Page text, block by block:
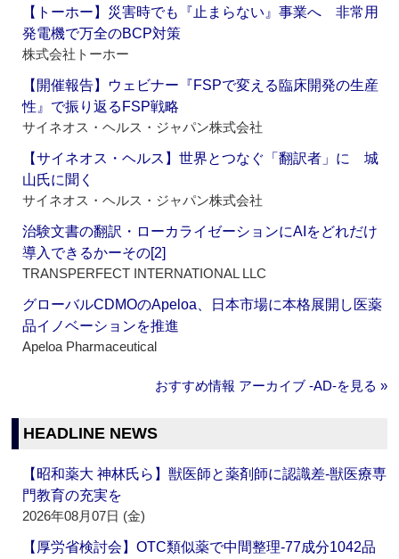
【トーホー】災害時でも『止まらない』事業へ 非常用
発電機で万全のBCP対策
株式会社トーホー
【開催報告】ウェビナー『FSPで変える臨床開発の生産
性』で振り返るFSP戦略
サイネオス・ヘルス・ジャパン株式会社
【サイネオス・ヘルス】世界とつなぐ「翻訳者」に 城
山氏に聞く
サイネオス・ヘルス・ジャパン株式会社
治験文書の翻訳・ローカライゼーションにAIをどれだけ
導入できるかーその[2]
TRANSPERFECT INTERNATIONAL LLC
グローバルCDMOのApeloa、日本市場に本格展開し医薬
品イノベーションを推進
Apeloa Pharmaceutical
おすすめ情報 アーカイブ ‐AD‐を見る »
HEADLINE NEWS
【昭和薬大 神林氏ら】獣医師と薬剤師に認識差‐獣医療専
門教育の充実を
2026年08月07日 (金)
【厚労省検討会】OTC類似薬で中間整理‐77成分1042品